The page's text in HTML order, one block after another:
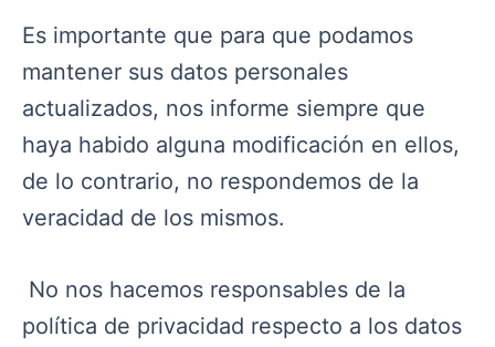
Es importante que para que podamos
mantener sus datos personales
actualizados, nos informe siempre que
haya habido alguna modificación en ellos,
de lo contrario, no respondemos de la
veracidad de los mismos.
No nos hacemos responsables de la
política de privacidad respecto a los datos